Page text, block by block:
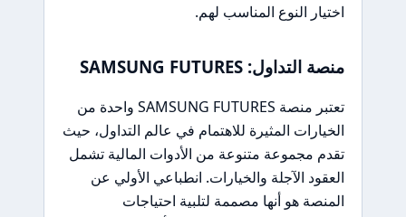
اختيار النوع المناسب لهم.
منصة التداول: SAMSUNG FUTURES
تعتبر منصة SAMSUNG FUTURES واحدة من
الخيارات المثيرة للاهتمام في عالم التداول، حيث
تقدم مجموعة متنوعة من الأدوات المالية تشمل
العقود الآجلة والخيارات. انطباعي الأولي عن
المنصة هو أنها مصممة لتلبية احتياجات